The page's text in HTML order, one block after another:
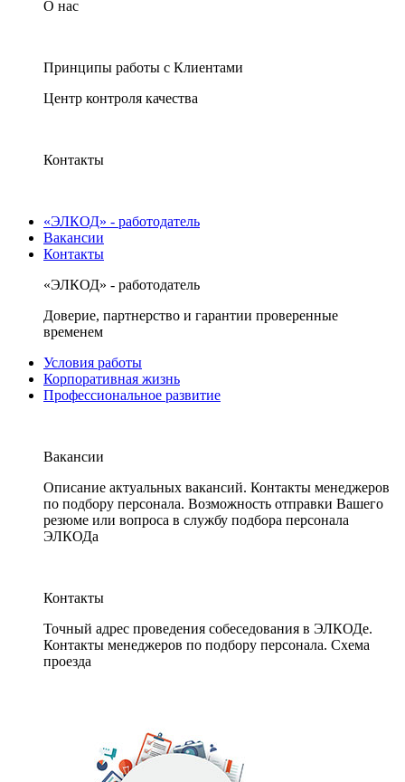
О нас
Принципы работы с Клиентами
Центр контроля качества
Контакты
«ЭЛКОД» - работодатель
Вакансии
Контакты
«ЭЛКОД» - работодатель
Доверие, партнерство и гарантии проверенные
временем
Условия работы
Корпоративная жизнь
Профессиональное развитие
Вакансии
Описание актуальных вакансий. Контакты менеджеров
по подбору персонала. Возможность отправки Вашего
резюме или вопроса в службу подбора персонала
ЭЛКОДа
Контакты
Точный адрес проведения собеседования в ЭЛКОДе.
Контакты менеджеров по подбору персонала. Схема
проезда